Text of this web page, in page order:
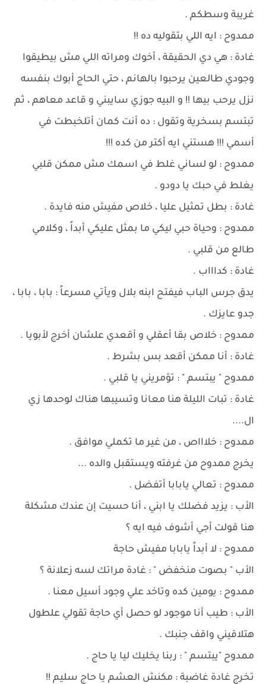
غريبة وسطكم .
ممدوح : ايه اللي بتقوليه ده !!
غادة : هي دي الحقيقة ، أخوك ومراته اللي مش بيطيقوا
وجودي طالعين يرحبوا بالهانم ، حتي الحاج أبوك بنفسه
نزل يرحب بيها !! و البيه جوزي سايبني و قاعد معاهم ، ثم
تبتسم بسخرية وتقول : ده أنت كمان أتلخبطت في
أسمي !!! هستني ايه أكتر من كده !!!
ممدوح : لو لساني غلط في اسمك مش ممكن قلبي
يغلط في حبك يا دودو .
غادة : بطل تمثيل عليا ، خلاص مفيش منه فايدة .
ممدوح : وحياة حبي ليكي ما بمثل عليكي أبداً ، وكلامي
طالع من قلبي .
غادة : كداااب .
يدق جرس الباب فيفتح ابنه بلال ويأتي مسرعاً : بابا ، بابا ،
جدو عايزك .
ممدوح : خلاص بقا أعقلي و أقعدي علشان أخرج لأبويا .
غادة : أنا ممكن أقعد بس بشرط .
ممدوح " يبتسم " : تؤمريني يا قلبي .
غادة : تبات الليلة هنا معانا وتسيبها هناك لوحدها زي
ال....
ممدوح : خلاااص ، من غير ما تكملي موافق .
يخرج ممدوح من غرفته ويستقبل والده ...
ممدوح : تعالي يابابا أتفضل .
الأب : يزيد فضلك يا ابني ، أنا حسيت إن عندك مشكلة
هنا قولت أجي أشوف فيه ايه ؟
ممدوح : لا أبداً يابابا مفيش حاجة
الأب " بصوت منخفض " : غادة مراتك لسه زعلانة ؟
ممدوح : يومين كده وتاخد علي وجود أسيل معنا .
الأب : طيب أنا موجود لو حصل أي حاجة تقولي علطول
هتلاقيني واقف جنبك .
ممدوح "يبتسم " : ربنا يخليك ليا يا حاج .
تخرج غادة غاضبة : مكنش العشم يا حاج سليم !!